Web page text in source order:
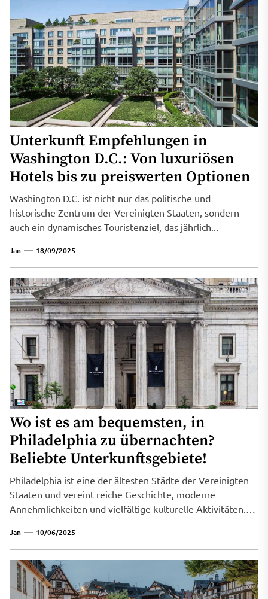
Unterkunft Empfehlungen in
Washington D.C.: Von luxuriösen
Hotels bis zu preiswerten Optionen
Washington D.C. ist nicht nur das politische und
historische Zentrum der Vereinigten Staaten, sondern
auch ein dynamisches Touristenziel, das jährlich...
Jan 18/09/2025
Wo ist es am bequemsten, in
Philadelphia zu übernachten?
Beliebte Unterkunftsgebiete!
Philadelphia ist eine der ältesten Städte der Vereinigten
Staaten und vereint reiche Geschichte, moderne
Annehmlichkeiten und vielfältige kulturelle Aktivitäten.
Jan 10/06/2025